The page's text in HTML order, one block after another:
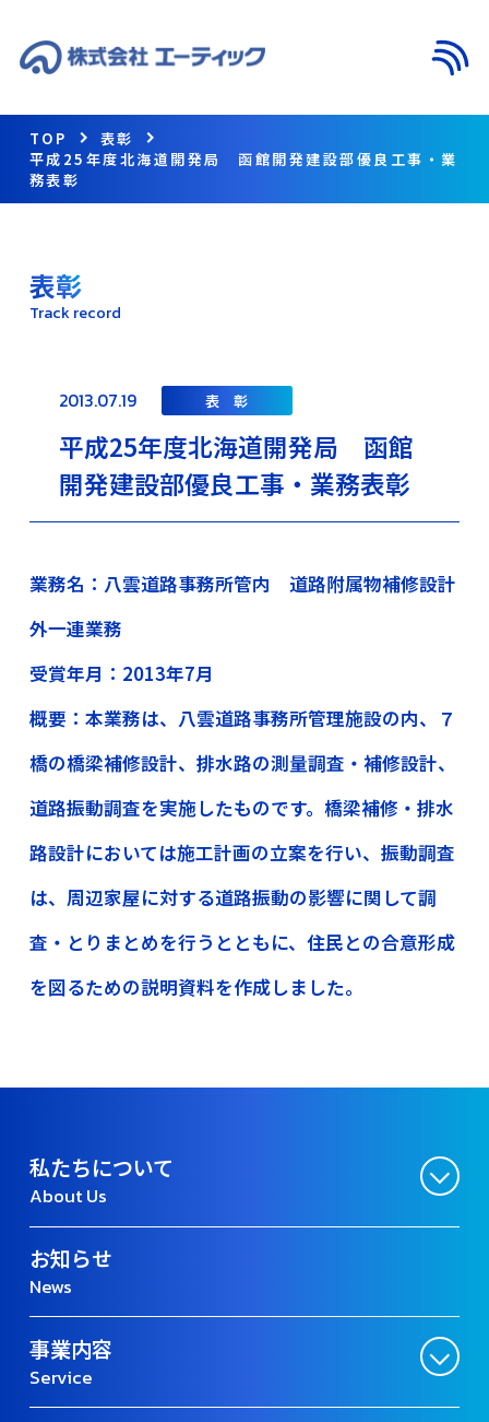
TOP
表彰
平成25年度北海道開発局 函館開発建設部優良工事・業
務表彰
表彰
Track record
2013.07.19 表 彰
平成25年度北海道開発局 函館
開発建設部優良工事・業務表彰
業務名：八雲道路事務所管内 道路附属物補修設計
外一連業務
受賞年月：2013年7月
概要：本業務は、八雲道路事務所管理施設の内、７
橋の橋梁補修設計、排水路の測量調査・補修設計、
道路振動調査を実施したものです。橋梁補修・排水
路設計においては施工計画の立案を行い、振動調査
は、周辺家屋に対する道路振動の影響に関して調
査・とりまとめを行うとともに、住民との合意形成
を図るための説明資料を作成しました。
私たちについて
About Us
お知らせ
News
事業内容
Service